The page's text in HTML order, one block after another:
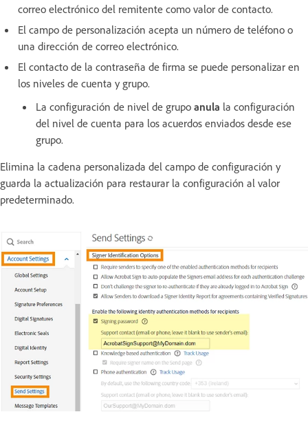
correo electrónico del remitente como valor de contacto.
El campo de personalización acepta un número de teléfono o
una dirección de correo electrónico.
El contacto de la contraseña de firma se puede personalizar en
los niveles de cuenta y grupo.
La configuración de nivel de grupo anula la configuración
del nivel de cuenta para los acuerdos enviados desde ese
grupo.
Elimina la cadena personalizada del campo de configuración y
guarda la actualización para restaurar la configuración al valor
predeterminado.